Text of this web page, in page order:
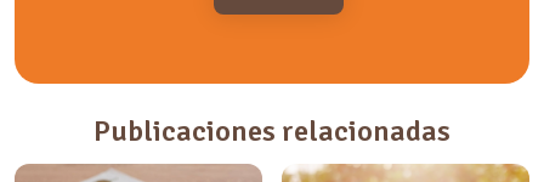
Publicaciones relacionadas